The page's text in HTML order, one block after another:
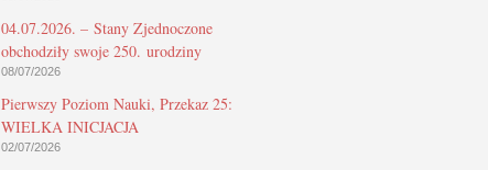
04.07.2026. – Stany Zjednoczone
obchodziły swoje 250. urodziny
08/07/2026
Pierwszy Poziom Nauki, Przekaz 25:
WIELKA INICJACJA
02/07/2026